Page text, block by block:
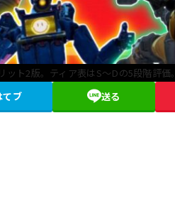
ト2版。ティア表はS〜Dの5段階評価。
てブ 送る